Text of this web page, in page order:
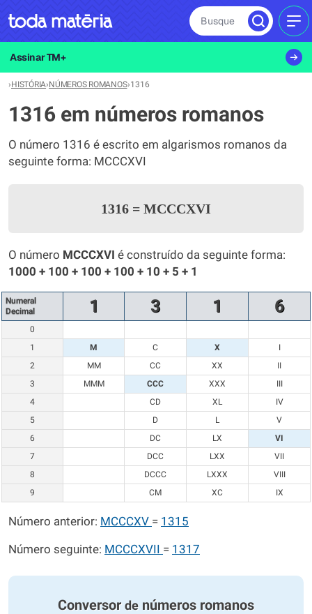
Busque
Assinar TM+
›HISTÓRIA›NÚMEROS ROMANOS›1316
1316 em números romanos
O número 1316 é escrito em algarismos romanos da
seguinte forma: MCCCXVI
1316 = MCCCXVI
O número MCCCXVI é construído da seguinte forma:
1000 + 100 + 100 + 100 + 10 + 5 + 1
Numeral
Decimal
1 3 1 6
0
1
M C X
I
2
MM CC XX
II
3
MMM CCC XXX
III
4
CD XL
IV
5
D L
V
6
DC LX
VI
7
DCC LXX
VII
8
DCCC LXXX
VIII
9
CM XC IX
Número anterior: MCCCXV = 1315
Número seguinte: MCCCXVII = 1317
Conversor de números romanos